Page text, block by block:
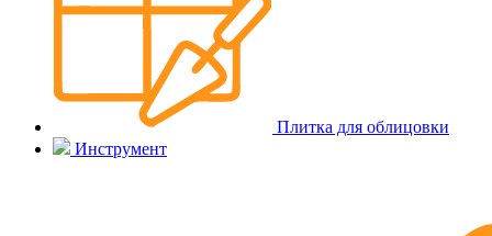
Плитка для облицовки
Инструмент